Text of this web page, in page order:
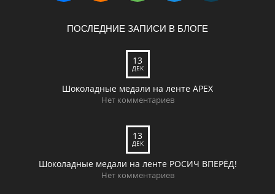
ПОСЛЕДНИЕ ЗАПИСИ В БЛОГЕ
13
ДЕК
Шоколадные медали на ленте APEX
Нет комментариев
13
ДЕК
Шоколадные медали на ленте РОСИЧ ВПЕРЁД!
Нет комментариев